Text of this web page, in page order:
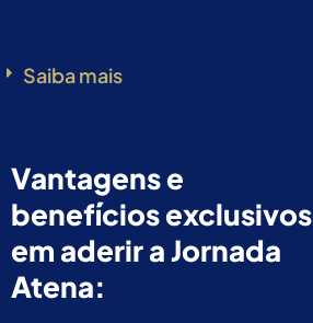
Saiba mais
Vantagens e
benefícios exclusivos
em aderir a Jornada
Atena: